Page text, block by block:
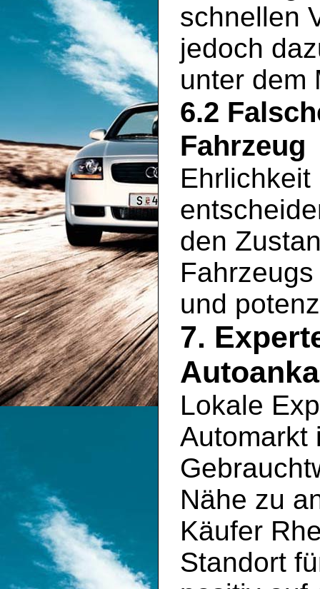
schnellen
jedoch
unter dem
6.2
Fahrzeug
Ehrlichkeit
den
und
7.
Lokale
Automarkt
Nähe zu
Käufer
Standort